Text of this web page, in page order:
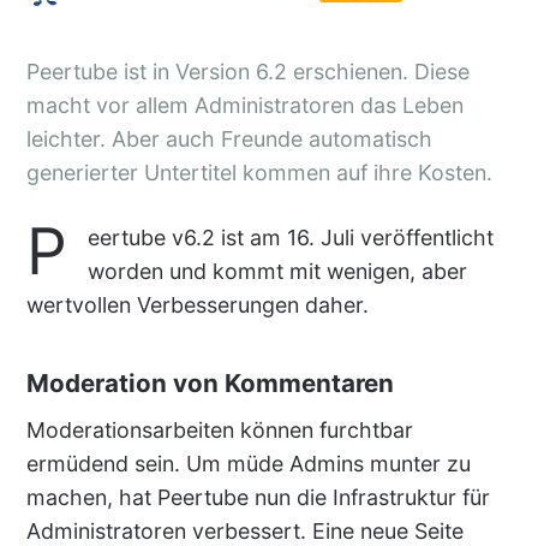
Peertube ist in Version 6.2 erschienen. Diese
macht vor allem Administratoren das Leben
leichter. Aber auch Freunde automatisch
generierter Untertitel kommen auf ihre Kosten.
P
eertube v6.2 ist am 16. Juli veröffentlicht
worden und kommt mit wenigen, aber
wertvollen Verbesserungen daher.
Moderation von Kommentaren
Moderationsarbeiten können furchtbar
ermüdend sein. Um müde Admins munter zu
machen, hat Peertube nun die Infrastruktur für
Administratoren verbessert. Eine neue Seite